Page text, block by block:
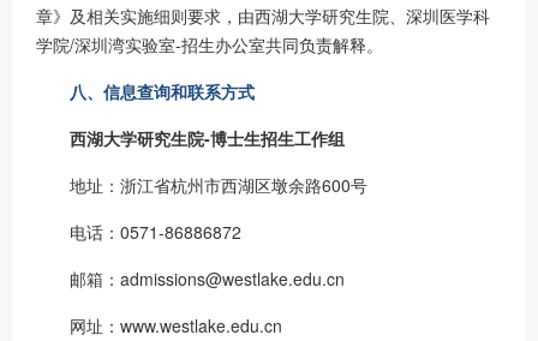
章》及相关实施细则要求，由西湖大学研究生院、深圳医学科
学院/深圳湾实验室-招生办公室共同负责解释。
八、 信息查询和联系方式
西湖大学研究生院-博士生招生工作组
地址：浙江省杭州市西湖区墩余路600号
电话：0571-86886872
邮箱：admissions@westlake.edu.cn
网址：www.westlake.edu.cn